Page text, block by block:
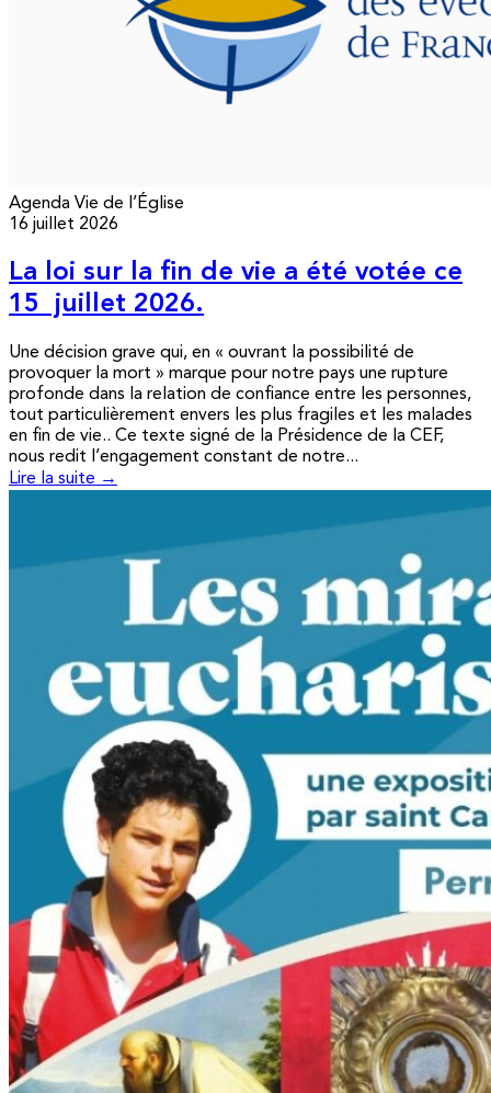
Agenda Vie de l’Église
16 juillet 2026
La loi sur la fin de vie a été votée ce
15 juillet 2026.
Une décision grave qui, en « ouvrant la possibilité de
provoquer la mort » marque pour notre pays une rupture
profonde dans la relation de confiance entre les personnes,
tout particulièrement envers les plus fragiles et les malades
en fin de vie.. Ce texte signé de la Présidence de la CEF,
nous redit l’engagement constant de notre...
Lire la suite →